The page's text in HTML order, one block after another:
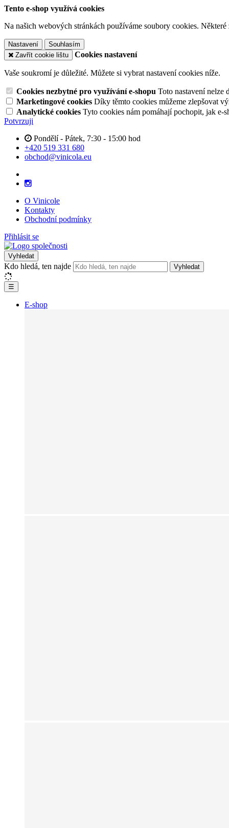
Tento e-shop využívá cookies
Na našich webových stránkách používáme soubory cookies.
Nastavení
Souhlasím
Zavřít cookie lištu
Cookies nastavení
Vaše soukromí je důležité. Můžete si vybrat nastavení cookies níže.
Cookies nezbytné pro využívání e-shopu Toto nastavení nelze
Marketingové cookies Díky těmto cookies můžeme zlepšovat
Analytické cookies Tyto cookies nám pomáhají pochopit, jak e-
Potvrzuji
Pondělí - Pátek, 7:30 - 15:00 hod
+420 519 331 680
obchod@vinicola.eu
O Vinicole
Kontakty
Obchodní podmínky
Přihlásit se
Vyhledat
Kdo hledá, ten najde Vyhledat
☰
E-shop